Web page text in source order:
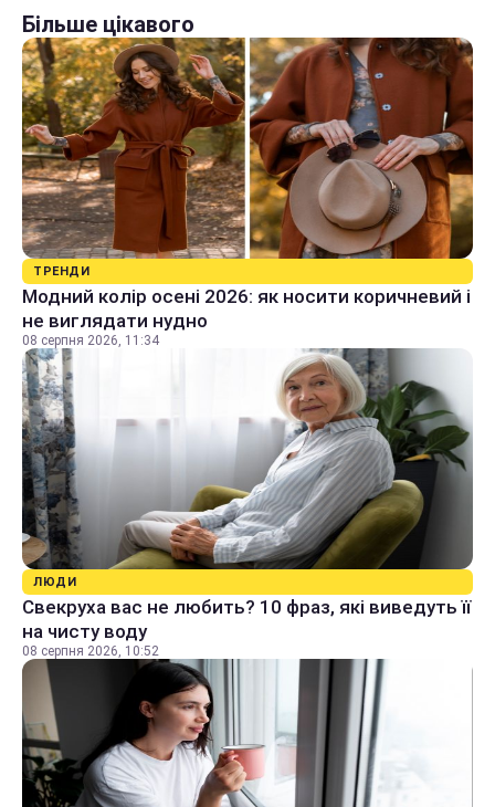
Більше цікавого
ТРЕНДИ
Модний колір осені 2026: як носити коричневий і
не виглядати нудно
08 серпня 2026, 11:34
ЛЮДИ
Свекруха вас не любить? 10 фраз, які виведуть її
на чисту воду
08 серпня 2026, 10:52